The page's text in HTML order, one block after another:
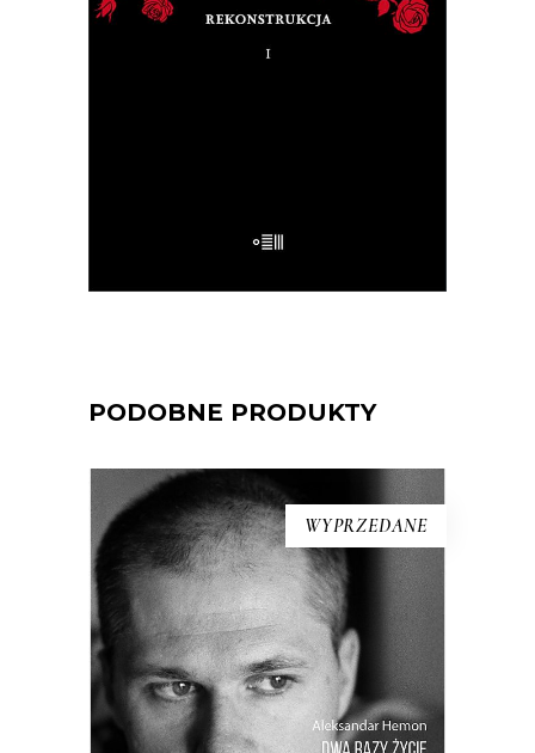
E-BOOK DO KOSZYKA
Na pytanie: „Kim jesteś?”, Tadeusz
Różewicz odpowiedział przed laty: „Kto
mnie uważnie czyta, ten wie”.
PODOBNE PRODUKTY
WYPRZEDANE
[EBOOK] Aleksandar Hemon –
DWA RAZY ŻYCIE. BOŚNIA I
AMERYKA
Osobista opowieść amerykańsko-
bośniackiego pisarza o chłopięcych
latach spędzonych w Jugosławii i o